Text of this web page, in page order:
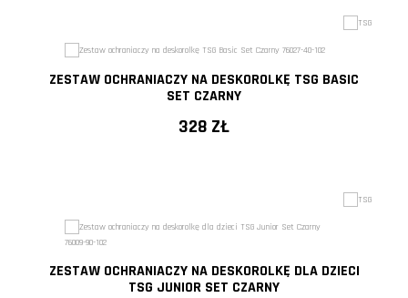
ZESTAW OCHRANIACZY NA DESKOROLKĘ TSG BASIC
SET CZARNY
328 ZŁ
ZESTAW OCHRANIACZY NA DESKOROLKĘ DLA DZIECI
TSG JUNIOR SET CZARNY